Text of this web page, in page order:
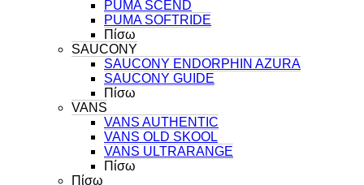
PUMA SCEND
PUMA SOFTRIDE
Πίσω
SAUCONY
SAUCONY ENDORPHIN AZURA
SAUCONY GUIDE
Πίσω
VANS
VANS AUTHENTIC
VANS OLD SKOOL
VANS ULTRARANGE
Πίσω
Πίσω